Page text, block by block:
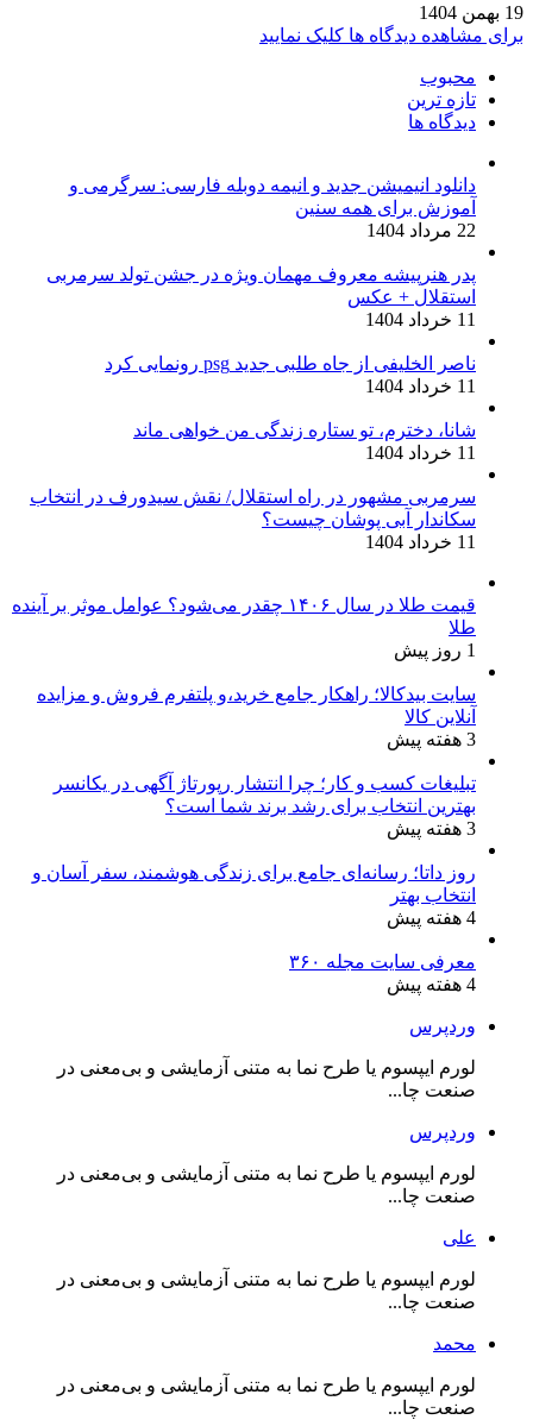
19 بهمن 1404
برای مشاهده دیدگاه ها کلیک نمایید
محبوب
تازه ترین
دیدگاه ها
دانلود انیمیشن جدید و انیمه دوبله فارسی: سرگرمی و
آموزش برای همه سنین
22 مرداد 1404
پدر هنرپیشه معروف مهمان ویژه در جشن تولد سرمربی
استقلال + عکس
11 خرداد 1404
ناصر الخلیفی از جاه طلبی جدید psg رونمایی کرد
11 خرداد 1404
شانا، دخترم، تو ستاره زندگی من خواهی ماند
11 خرداد 1404
سرمربی مشهور در راه استقلال/ نقش سیدورف در انتخاب
سکاندار آبی پوشان چیست؟
11 خرداد 1404
قیمت طلا در سال ۱۴۰۶ چقدر می‌شود؟ عوامل موثر بر آینده
طلا
1 روز پیش
سایت بیدکالا؛ راهکار جامع خرید،و پلتفرم فروش و مزایده
آنلاین کالا
3 هفته پیش
تبلیغات کسب و کار؛ چرا انتشار رپورتاژ آگهی در یکانسر
بهترین انتخاب برای رشد برند شما است؟
3 هفته پیش
روز داتا؛ رسانه‌ای جامع برای زندگی هوشمند، سفر آسان و
انتخاب بهتر
4 هفته پیش
معرفی سایت مجله ۳۶۰
4 هفته پیش
وردپرس
لورم ایپسوم یا طرح‌ نما به متنی آزمایشی و بی‌معنی در
صنعت چا...
وردپرس
لورم ایپسوم یا طرح‌ نما به متنی آزمایشی و بی‌معنی در
صنعت چا...
علی
لورم ایپسوم یا طرح‌ نما به متنی آزمایشی و بی‌معنی در
صنعت چا...
محمد
لورم ایپسوم یا طرح‌ نما به متنی آزمایشی و بی‌معنی در
صنعت چا...